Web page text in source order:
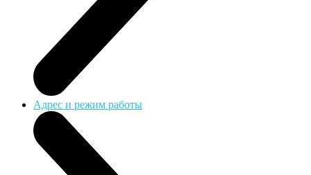
Адрес и режим работы